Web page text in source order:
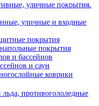
уличные покрытия.
уличные и входные
покрытия
покрытия
и бассейнов
и саун
коврики
льда, противогололедные